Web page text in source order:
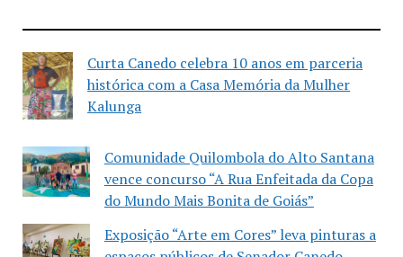
Curta Canedo celebra 10 anos em parceria
histórica com a Casa Memória da Mulher
Kalunga
Comunidade Quilombola do Alto Santana
vence concurso “A Rua Enfeitada da Copa
do Mundo Mais Bonita de Goiás”
Exposição “Arte em Cores” leva pinturas a